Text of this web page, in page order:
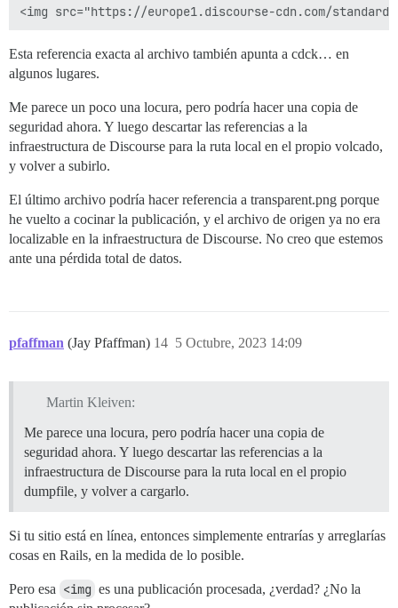
Esta referencia exacta al archivo también apunta a cdck… en
algunos lugares.
Me parece un poco una locura, pero podría hacer una copia de
seguridad ahora. Y luego descartar las referencias a la
infraestructura de Discourse para la ruta local en el propio volcado,
y volver a subirlo.
El último archivo podría hacer referencia a transparent.png porque
he vuelto a cocinar la publicación, y el archivo de origen ya no era
localizable en la infraestructura de Discourse. No creo que estemos
ante una pérdida total de datos.
pfaffman (Jay Pfaffman) 5 Octubre, 2023 14:09
14
Martin Kleiven:
Me parece una locura, pero podría hacer una copia de
seguridad ahora. Y luego descartar las referencias a la
infraestructura de Discourse para la ruta local en el propio
dumpfile, y volver a cargarlo.
Si tu sitio está en línea, entonces simplemente entrarías y arreglarías
cosas en Rails, en la medida de lo posible.
Pero esa <img es una publicación procesada, ¿verdad? ¿No la